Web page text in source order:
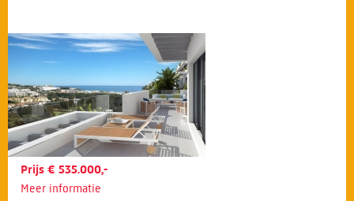
Prijs € 535.000,-
Meer informatie